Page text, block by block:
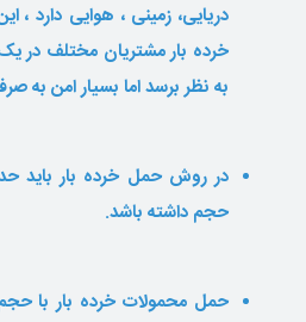
دریایی، زمینی ، هوایی دارد ،
خرده بار مشتریان مختلف در
به نظر برسد اما بسیار امن به
حجم داشته باشد.